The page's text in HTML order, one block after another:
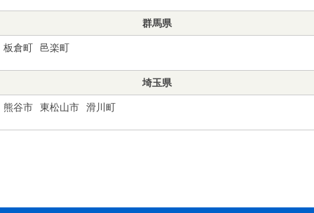
群馬県
板倉町 邑楽町
埼玉県
熊谷市 東松山市 滑川町